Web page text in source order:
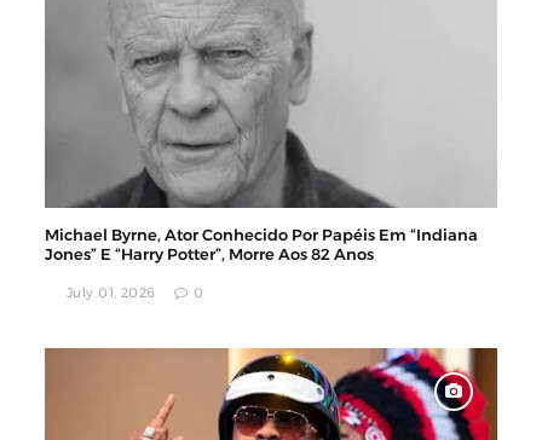
Michael Byrne, Ator Conhecido Por Papéis Em “Indiana
Jones” E “Harry Potter”, Morre Aos 82 Anos
July 01, 2026 0